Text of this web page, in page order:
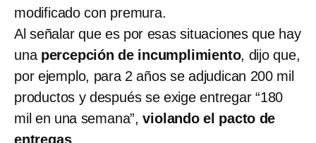
modificado con premura.
Al señalar que es por esas situaciones que hay
una percepción de incumplimiento, dijo que,
por ejemplo, para 2 años se adjudican 200 mil
productos y después se exige entregar “180
mil en una semana”,violando el pacto de
entregas.